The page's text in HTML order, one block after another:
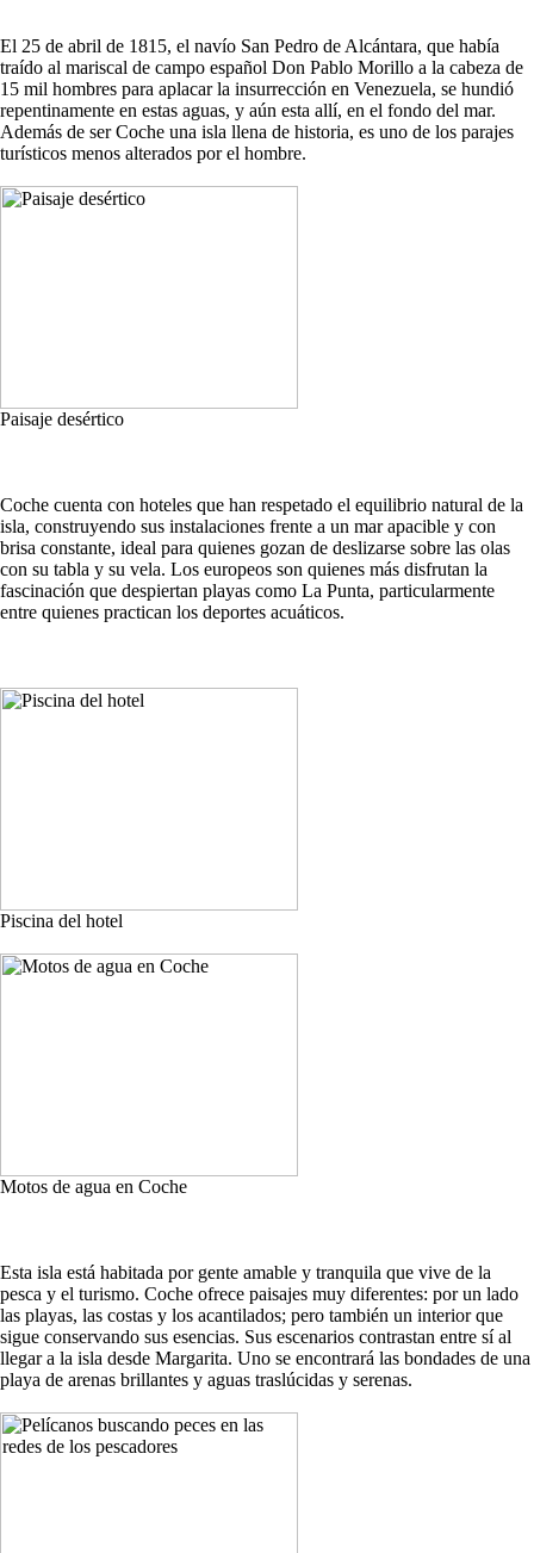
El 25 de abril de 1815, el navío San Pedro de Alcántara, que había
traído al mariscal de campo español Don Pablo Morillo a la cabeza de
15 mil hombres para aplacar la insurrección en Venezuela, se hundió
repentinamente en estas aguas, y aún esta allí, en el fondo del mar.
Además de ser Coche una isla llena de historia, es uno de los parajes
turísticos menos alterados por el hombre.
Paisaje desértico
Coche cuenta con hoteles que han respetado el equilibrio natural de la
isla, construyendo sus instalaciones frente a un mar apacible y con
brisa constante, ideal para quienes gozan de deslizarse sobre las olas
con su tabla y su vela. Los europeos son quienes más disfrutan la
fascinación que despiertan playas como La Punta, particularmente
entre quienes practican los deportes acuáticos.
Piscina del hotel
Motos de agua en Coche
Esta isla está habitada por gente amable y tranquila que vive de la
pesca y el turismo. Coche ofrece paisajes muy diferentes: por un lado
las playas, las costas y los acantilados; pero también un interior que
sigue conservando sus esencias. Sus escenarios contrastan entre sí al
llegar a la isla desde Margarita. Uno se encontrará las bondades de una
playa de arenas brillantes y aguas traslúcidas y serenas.